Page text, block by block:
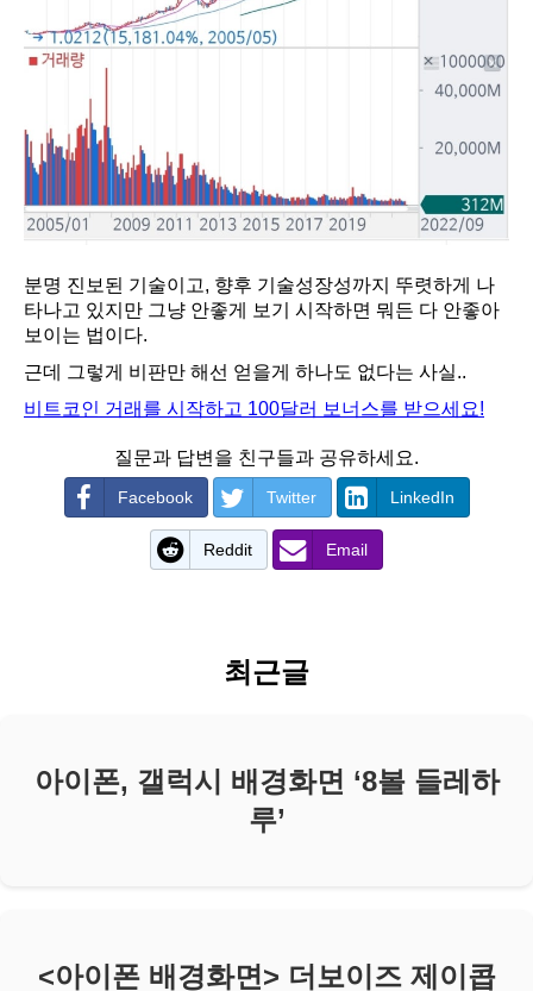
분명 진보된 기술이고, 향후 기술성장성까지 뚜렷하게 나
타나고 있지만 그냥 안좋게 보기 시작하면 뭐든 다 안좋아
보이는 법이다.
근데 그렇게 비판만 해선 얻을게 하나도 없다는 사실..
비트코인 거래를 시작하고 100달러 보너스를 받으세요!
질문과 답변을 친구들과 공유하세요.
Facebook Twitter LinkedIn
Reddit Email
최근글
아이폰, 갤럭시 배경화면 ‘8볼 들레하
루’
<아이폰 배경화면> 더보이즈 제이콥